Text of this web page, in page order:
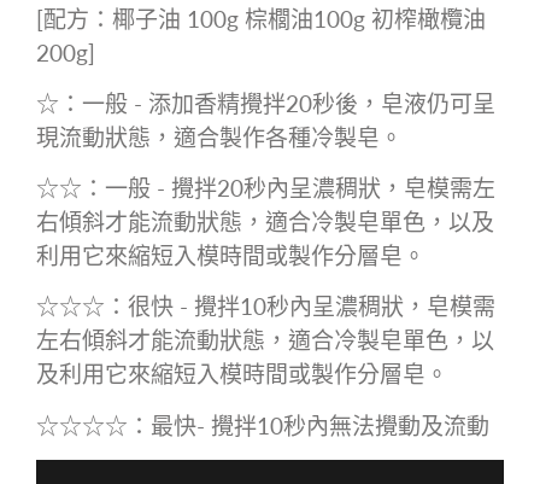
[配方：椰子油 100g 棕櫚油100g 初榨橄欖油
200g]
☆：一般 - 添加香精攪拌20秒後，皂液仍可呈
現流動狀態，適合製作各種冷製皂。
☆☆：一般 - 攪拌20秒內呈濃稠狀，皂模需左
右傾斜才能流動狀態，適合冷製皂單色，以及
利用它來縮短入模時間或製作分層皂。
☆☆☆：很快 - 攪拌10秒內呈濃稠狀，皂模需
左右傾斜才能流動狀態，適合冷製皂單色，以
及利用它來縮短入模時間或製作分層皂。
☆☆☆☆：最快- 攪拌10秒內無法攪動及流動